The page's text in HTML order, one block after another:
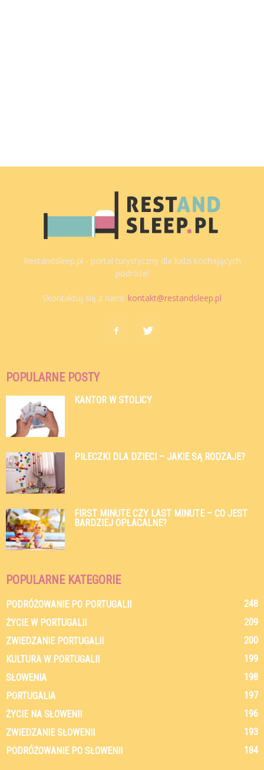
Restandsleep.pl - portal turystyczny dla ludzi kochających
podróże!
Skontaktuj się z nami: kontakt@restandsleep.pl
POPULARNE POSTY
KANTOR W STOLICY
PIŁECZKI DLA DZIECI – JAKIE SĄ RODZAJE?
FIRST MINUTE CZY LAST MINUTE – CO JEST
BARDZIEJ OPŁACALNE?
POPULARNE KATEGORIE
PODRÓŻOWANIE PO PORTUGALII
248
ŻYCIE W PORTUGALII
209
ZWIEDZANIE PORTUGALII
200
KULTURA W PORTUGALII
199
SŁOWENIA
198
PORTUGALIA
197
ŻYCIE NA SŁOWENII
196
ZWIEDZANIE SŁOWENII
193
PODRÓŻOWANIE PO SŁOWENII
184